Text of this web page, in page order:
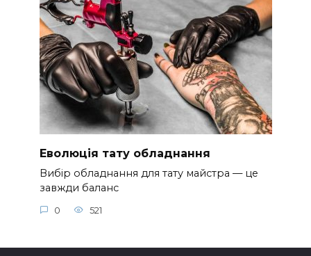
Еволюція тату обладнання
Вибір обладнання для тату майстра — це
завжди баланс
0 521